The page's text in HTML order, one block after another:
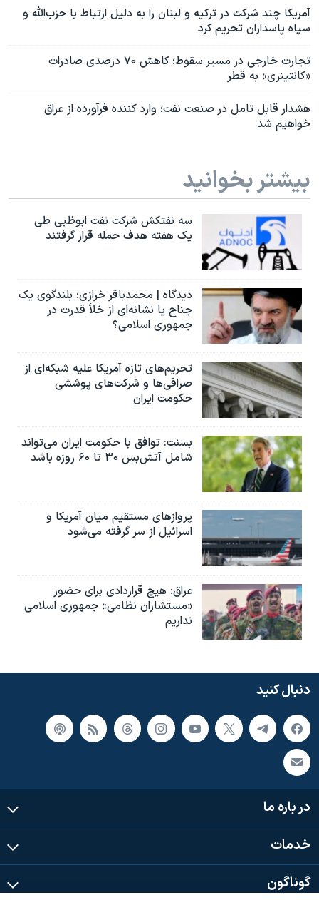
آمریکا چند شرکت در ترکیه و لبنان را به دلیل ارتباط با حزب‌الله و
سپاه پاسداران تحریم کرد
تجارت خارجی در مسیر سقوط؛ کاهش ۷۰ درصدی صادرات
«کانتینری» به قطر
هشدار قابل تامل در صنعت نفت؛ وارد کننده فرآورده از عراق
خواهیم شد
بیشتر بخوانید
سه نفتکش شرکت نفت ابوظبی طی
یک هفته هدف حمله قرار گرفتند
دیدگاه | محمدباقر خرازی؛ بلندگوی یک
جناح یا نشانه‌ای از خلأ قدرت در
جمهوری اسلامی؟
تحریم‌های تازه آمریکا علیه شبکه‌ای از
صرافی‌ها و شرکت‌های پوششی
حکومت ایران
بسنت: توافق با حکومت ایران می‌تواند
شامل آتش‌بس ۳۰ تا ۶۰ روزه باشد
پروازهای مستقیم میان آمریکا و
اسرائیل از سر گرفته می‌شود
عراق: هیچ قراردادی برای حضور
«مستشاران نظامی» جمهوری اسلامی
نداریم
دنبال کنید
در باره ما
خدمات
گوناگون